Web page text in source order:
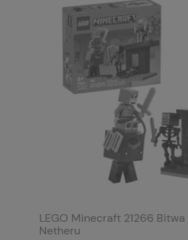
LEGO Minecraft 21266
Netheru